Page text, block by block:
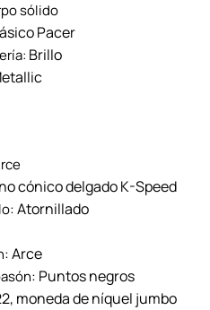
sólido
Pacer
Brillo
cónico delgado K-Speed
: Atornillado
: Arce
: Puntos negros
moneda de níquel jumbo